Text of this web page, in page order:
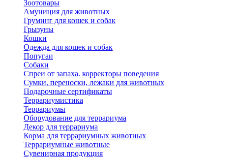
Зоотовары
Амуниция для животных
Груминг для кошек и собак
Грызуны
Кошки
Одежда для кошек и собак
Попугаи
Собаки
Спреи от запаха. корректоры поведения
Сумки, переноски, лежаки для животных
Подарочные сертификаты
Террариумистика
Террариумы
Оборудование для террариума
Декор для террариума
Корма для террариумных животных
Террариумные животные
Сувенирная продукция